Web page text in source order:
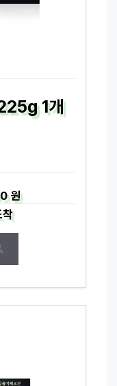
1개
원